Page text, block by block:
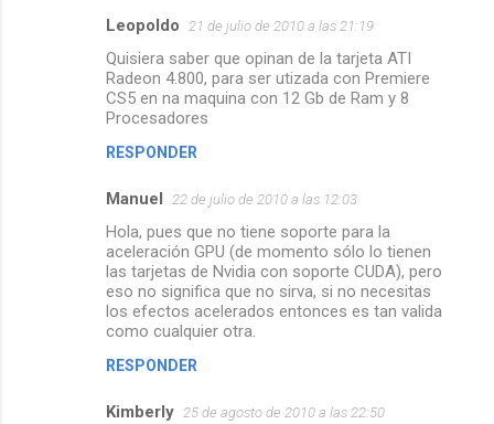
Leopoldo 21 de julio de 2010 a las 21:19
Quisiera saber que opinan de la tarjeta ATI
Radeon 4.800, para ser utizada con Premiere
CS5 en na maquina con 12 Gb de Ram y 8
Procesadores
RESPONDER
Manuel 22 de julio de 2010 a las 12:03
Hola, pues que no tiene soporte para la
aceleración GPU (de momento sólo lo tienen
las tarjetas de Nvidia con soporte CUDA), pero
eso no significa que no sirva, si no necesitas
los efectos acelerados entonces es tan valida
como cualquier otra.
RESPONDER
Kimberly 25 de agosto de 2010 a las 22:50